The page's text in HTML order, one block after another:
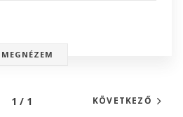
MEGNÉZEM
1 / 1 KÖVETKEZŐ